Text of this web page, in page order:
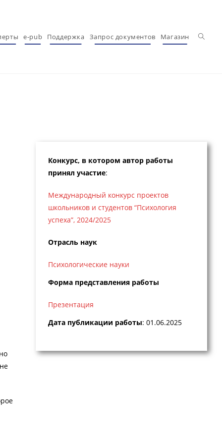
e-pub Поддержка Запрос документов Магазин
Конкурс, в котором автор работы
принял участие:
Международный конкурс проектов
школьников и студентов “Психология
успеха”, 2024/2025
Отрасль наук
Психологические науки
Форма представления работы
Презентация
Дата публикации работы: 01.06.2025